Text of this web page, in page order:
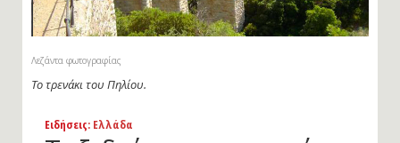
Λεζάντα φωτογραφίας
Το τρενάκι του Πηλίου διασχίζει τη λίθινη πεντάτοξη γέφυρα στο